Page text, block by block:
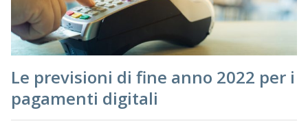
Le previsioni di fine anno 2022 per i
pagamenti digitali